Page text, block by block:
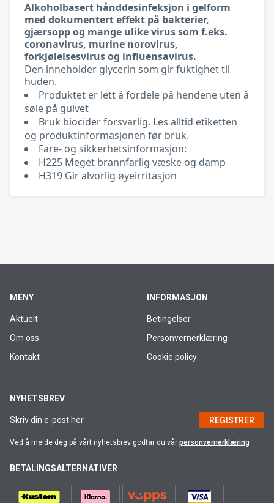
Alkoholbasert hånddesinfeksjon i gelform
med dokumentert effekt på bakterier,
gjærsopp og mange ulike virus som f.eks.
coronavirus, murine norovirus,
forkjølelsesvirus og influensavirus.
Den inneholder glycerin som gir fuktighet til
huden.
Produktet er lett å fordele på hendene uten å
søle på gulvet
Bruk biocider forsvarlig. Les alltid etiketten
og produktinformasjonen før bruk.
Fare- og sikkerhetsinformasjon:
H225 Meget brannfarlig væske og damp
H319 Gir alvorlig øyeirritasjon
MENY
Aktuelt
Om oss
Kontakt
INFORMASJON
Betingelser
Personvernerklæring
Cookie policy
NYHETSBREV
REGISTRER
Ved å melde deg på vårt nyhetsbrev godtar du vår personvernerklæring
BETALINGSALTERNATIVER